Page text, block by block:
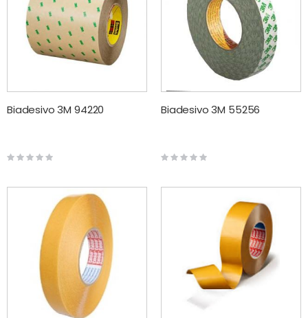
Biadesivo 3M 94220
Rating:
0%
Biadesivo 3M 55256
Rating:
0%